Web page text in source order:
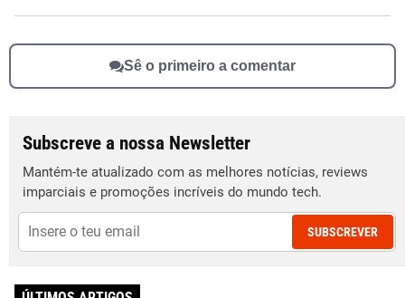
Sê o primeiro a comentar
Subscreve a nossa Newsletter
Mantém-te atualizado com as melhores notícias, reviews
imparciais e promoções incríveis do mundo tech.
SUBSCREVER